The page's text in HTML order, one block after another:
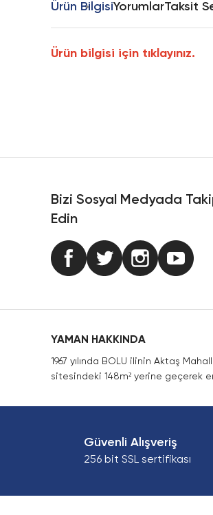
Ürün BilgisiYorumlarTaksit
Ürün bilgisi için tıklayınız.
Bizi Sosyal Medyada
Edin
YAMAN HAKKINDA
1967 yılında BOLU ilinin Aktaş
sitesindeki 148m² yerine geçerek
Güvenli Alışveriş
256 bit SSL sertifikası